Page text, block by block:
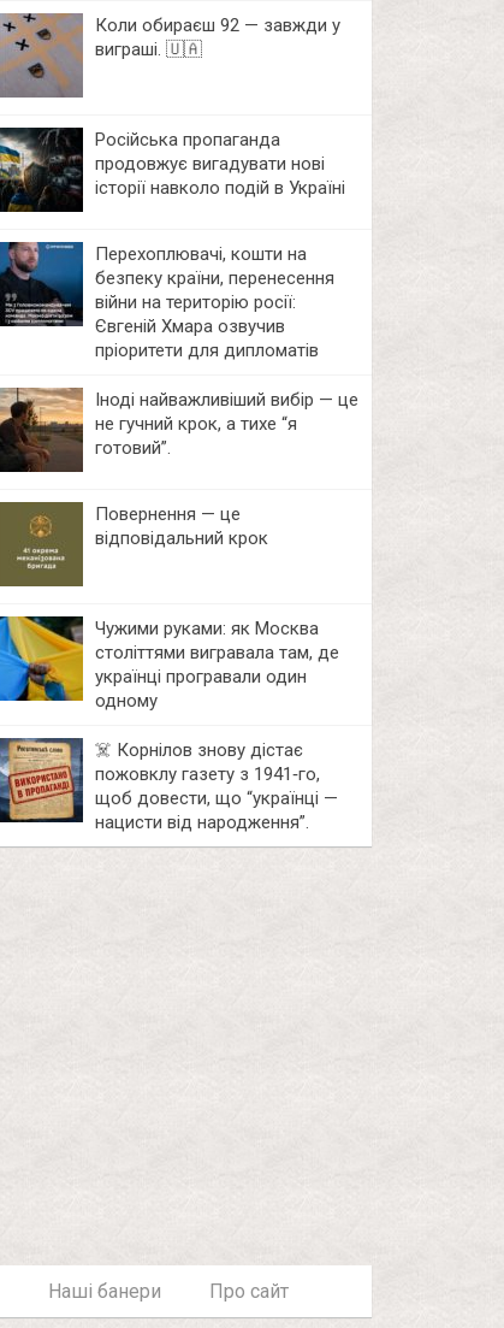
Коли обираєш 92 — завжди у
виграші. 🇺🇦
Російська пропаганда
продовжує вигадувати нові
історії навколо подій в Україні
Перехоплювачі, кошти на
безпеку країни, перенесення
війни на територію росії:
Євгеній Хмара озвучив
пріоритети для дипломатів
Іноді найважливіший вибір — це
не гучний крок, а тихе “я
готовий”.
Повернення — це
відповідальний крок
Чужими руками: як Москва
століттями вигравала там, де
українці програвали один
одному
☠️ Корнілов знову дістає
пожовклу газету з 1941‑го,
щоб довести, що “українці —
нацисти від народження”.
Наші банери Про сайт